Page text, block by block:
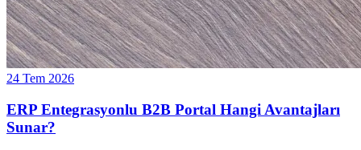
24 Tem 2026
ERP Entegrasyonlu B2B Portal Hangi Avantajları
Sunar?